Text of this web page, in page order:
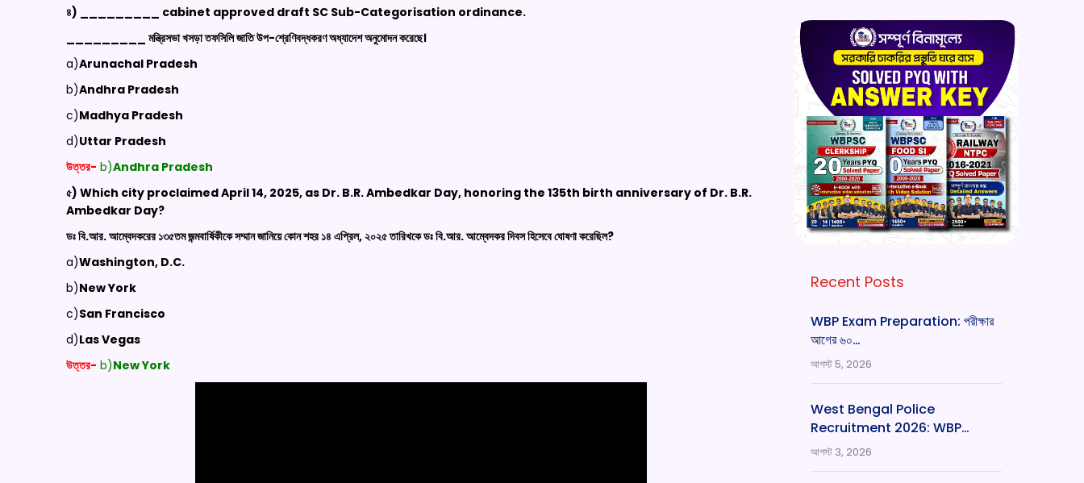
৪) _________ cabinet approved draft SC Sub-Categorisation ordinance.
_________ মন্ত্রিসভা খসড়া তফসিলি জাতি উপ-শ্রেণিবদ্ধকরণ অধ্যাদেশ অনুমোদন করেছে।
a)Arunachal Pradesh
b)Andhra Pradesh
c)Madhya Pradesh
d)Uttar Pradesh
উত্তর- b)Andhra Pradesh
৫) Which city proclaimed April 14, 2025, as Dr. B.R. Ambedkar Day, honoring the 135th birth anniversary of Dr. B.R.
Ambedkar Day?
ডঃ বি.আর. আম্বেদকরের ১৩৫তম জন্মবার্ষিকীকে সম্মান জানিয়ে কোন শহর ১৪ এপ্রিল, ২০২৫ তারিখকে ডঃ বি.আর. আম্বেদকর দিবস হিসেবে ঘোষণা করেছিল?
a)Washington, D.C.
b)New York
c)San Francisco
d)Las Vegas
উত্তর- b)New York
Recent Posts
WBP Exam Preparation: পরীক্ষার
আগের ৬০…
আগস্ট 5, 2026
West Bengal Police
Recruitment 2026: WBP…
আগস্ট 3, 2026